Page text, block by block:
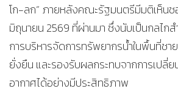
โก-ลก” ภายหลังคณะรัฐมนตรีมีมติเห็นช
มิถุนายน 2569 ที่ผ่านมา ซึ่งนับเป็นกลไก
การบริหารจัดการทรัพยากรน้ำในพื้นที่ชา
ยั่งยืน และรองรับผลกระทบจากการเป
อากาศได้อย่างมีประสิทธิภาพ